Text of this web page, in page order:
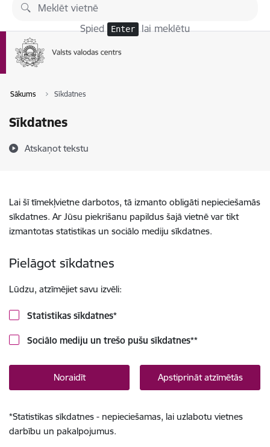
Pāriet uz lapas saturu
Spied Enter lai meklētu
Sākums Sīkdatnes
Sīkdatnes
Atskaņot tekstu
Lai šī tīmekļvietne darbotos, tā izmanto obligāti nepieciešamās
sīkdatnes. Ar Jūsu piekrišanu papildus šajā vietnē var tikt
izmantotas statistikas un sociālo mediju sīkdatnes.
Pielāgot sīkdatnes
Lūdzu, atzīmējiet savu izvēli:
Statistikas sīkdatnes*
Sociālo mediju un trešo pušu sīkdatnes**
Noraidīt Apstiprināt atzīmētās
*Statistikas sīkdatnes - nepieciešamas, lai uzlabotu vietnes
darbību un pakalpojumus.